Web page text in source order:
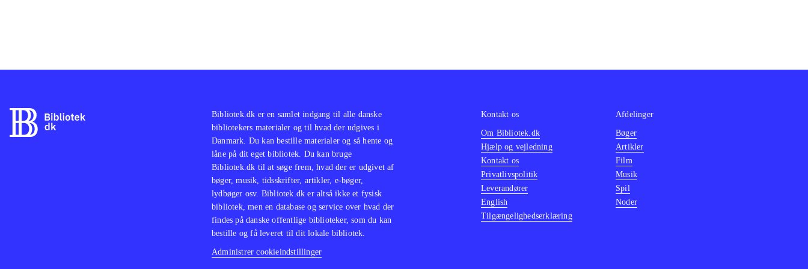
Bibliotek.dk er en samlet indgang til alle danske
bibliotekers materialer og til hvad der udgives i
Danmark. Du kan bestille materialer og så hente og
låne på dit eget bibliotek. Du kan bruge
Bibliotek.dk til at søge frem, hvad der er udgivet af
bøger, musik, tidsskrifter, artikler, e-bøger,
lydbøger osv. Bibliotek.dk er altså ikke et fysisk
bibliotek, men en database og service over hvad der
findes på danske offentlige biblioteker, som du kan
bestille og få leveret til dit lokale bibliotek.
Administrer cookieindstillinger
Kontakt os
Om Bibliotek.dk
Hjælp og vejledning
Kontakt os
Privatlivspolitik
Leverandører
English
Tilgængelighedserklæring
Afdelinger
Bøger
Artikler
Film
Musik
Spil
Noder